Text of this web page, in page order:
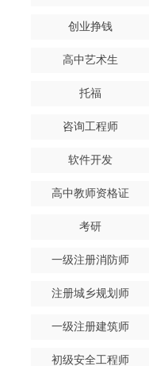
创业挣钱
高中艺术生
托福
咨询工程师
软件开发
高中教师资格证
考研
一级注册消防师
注册城乡规划师
一级注册建筑师
初级安全工程师